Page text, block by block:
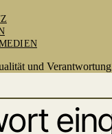
und Verantwortung